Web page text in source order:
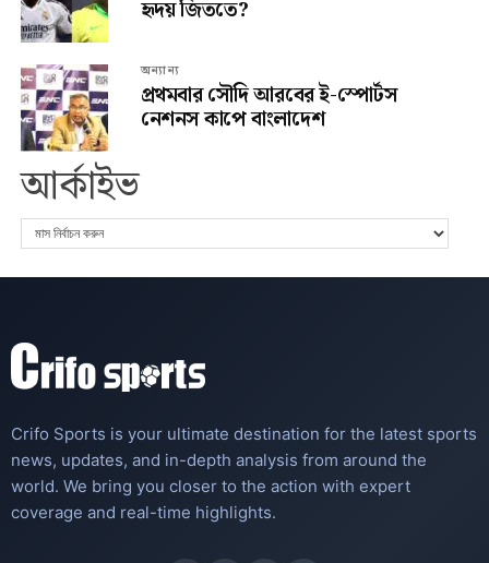
হৃদয় জিততে?
অন্যান্য
প্রথমবার সৌদি আরবের ই-স্পোর্টস
নেশনস কাপে বাংলাদেশ
আর্কাইভ
Crifo Sports is your ultimate destination for the latest sports
news, updates, and in-depth analysis from around the
world. We bring you closer to the action with expert
coverage and real-time highlights.